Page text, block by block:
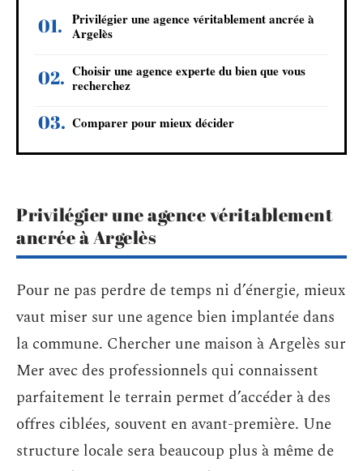
Privilégier une agence véritablement ancrée à
Argelès
Choisir une agence experte du bien que vous
recherchez
Comparer pour mieux décider
Privilégier une agence véritablement
ancrée à Argelès
Pour ne pas perdre de temps ni d’énergie, mieux
vaut miser sur une agence bien implantée dans
la commune. Chercher une maison à Argelès sur
Mer avec des professionnels qui connaissent
parfaitement le terrain permet d’accéder à des
offres ciblées, souvent en avant-première. Une
structure locale sera beaucoup plus à même de